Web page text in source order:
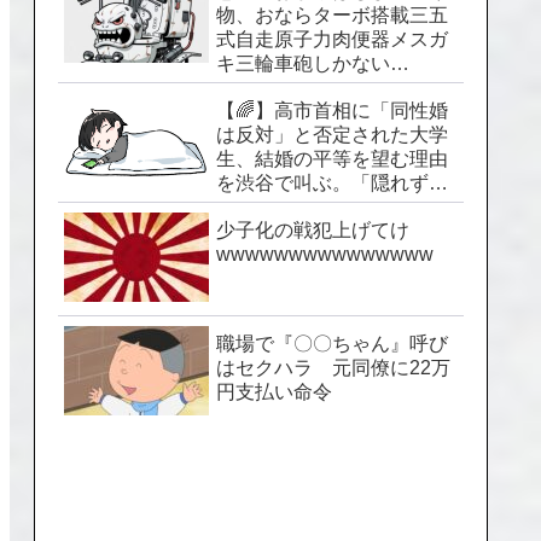
物、おならターボ搭載三五
式自走原子力肉便器メスガ
キ三輪車砲しかない…
【🌈】高市首相に「同性婚
は反対」と否定された大学
生、結婚の平等を望む理由
を渋谷で叫ぶ。「隠れずに
生きられる社会を」
少子化の戦犯上げてけ
wwwwwwwwwwwwwww
職場で『〇〇ちゃん』呼び
はセクハラ 元同僚に22万
円支払い命令